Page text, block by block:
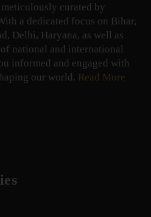
curated by
a dedicated focus on Bihar,
Delhi, Haryana, as well as
national and international
informed and engaged with
our world. Read More